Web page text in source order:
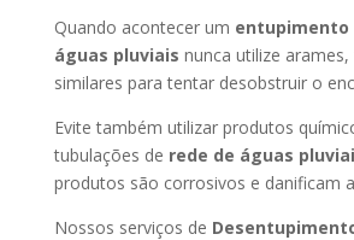
Quando acontecer um entupimento
águas pluviais nunca utilize
similares para tentar desobstruir o
Evite também utilizar produtos
tubulações de rede de águas
produtos são corrosivos e danificam
Nossos serviços de